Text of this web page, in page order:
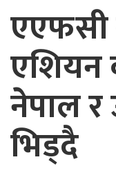
एएफसी
नेपाल र
भिड्दै